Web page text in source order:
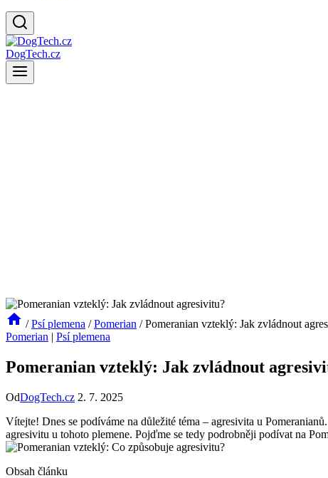
DogTech.cz
/ Psí plemena / Pomerian / Pomeranian vzteklý: Jak zvládnout
Pomerian | Psí plemena
Pomeranian vzteklý: Jak zvládnout
OdDogTech.cz 2. 7. 2025
Vítejte! Dnes se podíváme na důležité téma – agresivita u
agresivitu u tohoto plemene. Pojďme se ‌tedy podrobněji podívat na
Obsah článku